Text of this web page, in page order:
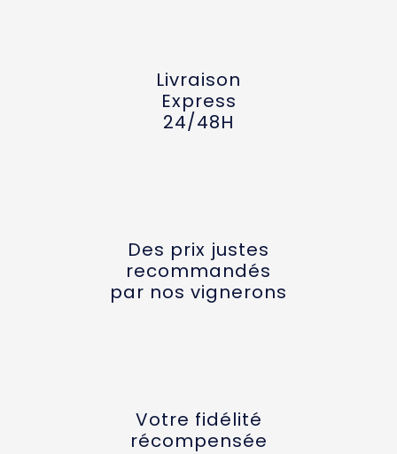
Livraison
Express
24/48H
Des prix justes
recommandés
par nos vignerons
Votre fidélité
récompensée